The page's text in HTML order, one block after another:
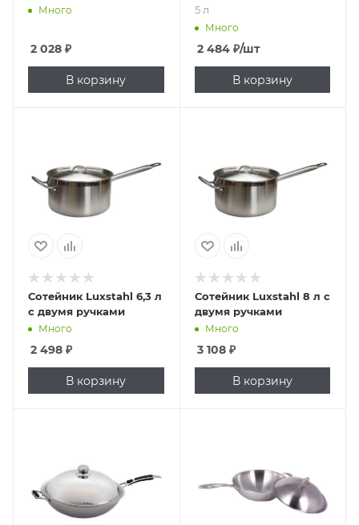
Много
2 028 ₽
В корзину
5 л
Много
2 484₽/шт
В корзину
Сотейник Luxstahl 6,3 л
с двумя ручками
Много
2 498 ₽
В корзину
Сотейник Luxstahl 8 л с
двумя ручками
Много
3 108₽
В корзину
нержавеющая
сталь, крышка,
ручка с
силиконовой
ручка 21см; d36см.
Рекомендовано